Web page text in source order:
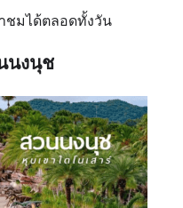
าชมได้ตลอดทั้งวัน
นงนุช